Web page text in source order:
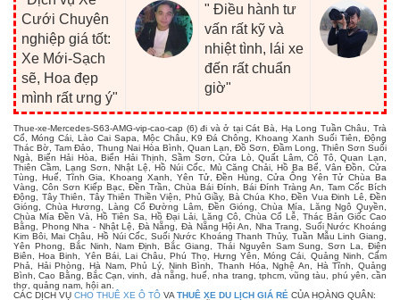
Cưới Chuyên
nghiệp giá tốt:
Xe Mới-Sạch
sẽ, Hoa đẹp
mình rất ưng ý"
" Điều hành tư
vấn rất kỹ và
nhiệt tình, lái xe
đến rất chuẩn
giờ"
Thue-xe-Mercedes-S63-AMG-vip-cao-cap (6) đi và ở tại Cát Bà, Hạ Long Tuần Châu, Trà
Cổ, Móng Cái, Lào Cai Sapa, Mộc Châu, K9 Đá Chông, Khoang Xanh Suối Tiên, Động
Thác Bờ, Tam Đảo, Thung Nai Hòa Bình, Quan Lạn, Đồ Sơn, Đầm Long, Thiên Sơn Suối
Ngà, Biển Hải Hòa, Biển Hải Thịnh, Sầm Sơn, Cửa Lò, Quất Lâm, Cô Tô, Quan Lạn,
Thiên Cầm, Lạng Sơn, Nhật Lệ, Hồ Núi Cốc, Mù Căng Chải, Hồ Ba Bể, Vân Đồn, Cửa
Tùng, Huế, Tĩnh Gia, Khoang Xanh, Yên Tử, Đền Hùng, Cửa Ông Yên Tử Chùa Ba
Vàng, Côn Sơn Kiếp Bạc, Đền Trần, Chùa Bái Đính, Bái Đính Tràng An, Tam Cốc Bích
Động, Tây Thiên, Tây Thiên Thiền Viện, Phủ Giầy, Bà Chúa Kho, Đền Vua Đinh Lê, Đền
Gióng, Chùa Hương, Làng Cổ Đường Lâm, Đền Gióng, Chùa Mía, Lăng Ngô Quyền,
Chùa Mía Đền Và, Hồ Tiên Sa, Hồ Đại Lải, Lăng Cô, Chùa Cổ Lễ, Thác Bản Giốc Cao
Bằng, Phong Nha - Nhật Lệ, Đà Nẵng, Đà Nẵng Hội An, Nha Trang, Suối Nước Khoáng
Kim Bôi, Mai Châu, Hồ Núi Cốc, Suối Nước Khoáng Thanh Thủy, Tuần Mẫu Linh Giang,
Yên Phong, Bắc Ninh, Nam Định, Bắc Giang, Thái Nguyên Sam Sung, Sơn La, Điện
Biên, Hoa Binh, Yên Bái, Lai Châu, Phú Thọ, Hưng Yên, Móng Cái, Quảng Ninh, Cẩm
Phả, Hải Phòng, Hà Nam, Phủ Lý, Ninh Bình, Thanh Hóa, Nghệ An, Hà Tĩnh, Quảng
Bình, Cao Bằng, Bắc Cạn, vinh, đà nẵng, huế, nha trang, tphcm, vũng tàu, phú yên, cần
thơ, quảng nam, hội an.
CÁC DỊCH VỤ CHO THUÊ XE Ô TÔ VA THUÊ XE DU LỊCH GIÁ RẺ CỦA HOÀNG QUÂN: